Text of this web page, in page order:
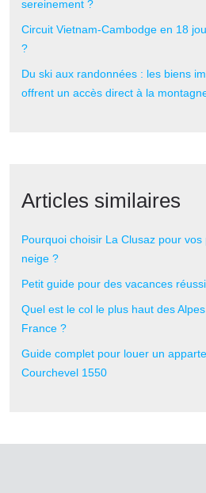
sereinement ?
Circuit Vietnam-Cambodge en 18
?
Du ski aux randonnées : les biens
offrent un accès direct à la
Articles similaires
Pourquoi choisir La Clusaz pour
neige ?
Petit guide pour des vacances
Quel est le col le plus haut des
France ?
Guide complet pour louer un
Courchevel 1550